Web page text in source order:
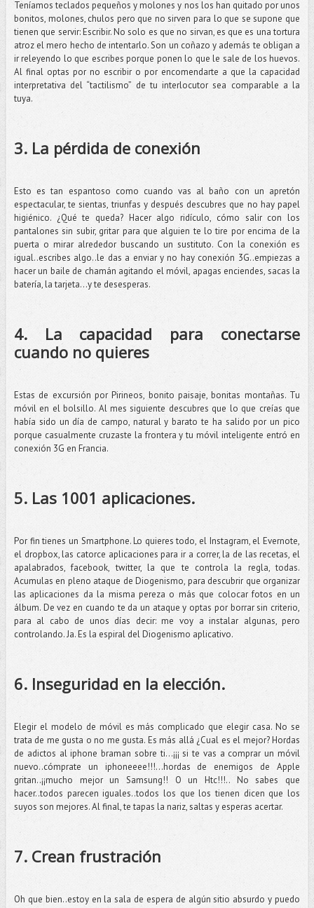
Teníamos teclados pequeños y molones y nos los han quitado por unos
bonitos, molones, chulos pero que no sirven para lo que se supone que
tienen que servir: Escribir. No solo es que no sirvan, es que es una tortura
atroz el mero hecho de intentarlo. Son un coñazo y además te obligan a
ir releyendo lo que escribes porque ponen lo que le sale de los huevos.
Al final optas por no escribir o por encomendarte a que la capacidad
interpretativa del “tactilismo” de tu interlocutor sea comparable a la
tuya.
3. La pérdida de conexión
Esto es tan espantoso como cuando vas al baño con un apretón
espectacular, te sientas, triunfas y después descubres que no hay papel
higiénico. ¿Qué te queda? Hacer algo ridículo, cómo salir con los
pantalones sin subir, gritar para que alguien te lo tire por encima de la
puerta o mirar alrededor buscando un sustituto. Con la conexión es
igual..escribes algo..le das a enviar y no hay conexión 3G..empiezas a
hacer un baile de chamán agitando el móvil, apagas enciendes, sacas la
batería, la tarjeta…y te desesperas.
4. La capacidad para conectarse
cuando no quieres
Estas de excursión por Pirineos, bonito paisaje, bonitas montañas. Tu
móvil en el bolsillo. Al mes siguiente descubres que lo que creías que
había sido un día de campo, natural y barato te ha salido por un pico
porque casualmente cruzaste la frontera y tu móvil inteligente entró en
conexión 3G en Francia.
5. Las 1001 aplicaciones.
Por fin tienes un Smartphone. Lo quieres todo, el Instagram, el Evernote,
el dropbox, las catorce aplicaciones para ir a correr, la de las recetas, el
apalabrados, facebook, twitter, la que te controla la regla, todas.
Acumulas en pleno ataque de Diogenismo, para descubrir que organizar
las aplicaciones da la misma pereza o más que colocar fotos en un
álbum. De vez en cuando te da un ataque y optas por borrar sin criterio,
para al cabo de unos días decir: me voy a instalar algunas, pero
controlando. Ja. Es la espiral del Diogenismo aplicativo.
6. Inseguridad en la elección.
Elegir el modelo de móvil es más complicado que elegir casa. No se
trata de me gusta o no me gusta. Es más allá ¿Cual es el mejor? Hordas
de adictos al iphone braman sobre ti…¡¡¡ si te vas a comprar un móvil
nuevo..cómprate un iphoneeee!!!...hordas de enemigos de Apple
gritan..¡¡mucho mejor un Samsung!! O un Htc!!!.. No sabes que
hacer..todos parecen iguales..todos los que los tienen dicen que los
suyos son mejores. Al final, te tapas la nariz, saltas y esperas acertar.
7. Crean frustración
Oh que bien..estoy en la sala de espera de algún sitio absurdo y puedo